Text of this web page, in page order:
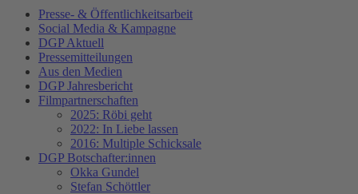
Presse- & Öffentlichkeitsarbeit
Social Media & Kampagne
DGP Aktuell
Pressemitteilungen
Aus den Medien
DGP Jahresbericht
Filmpartnerschaften
2025: Röbi geht
2022: In Liebe lassen
2016: Multiple Schicksale
DGP Botschafter:innen
Okka Gundel
Stefan Schöttler